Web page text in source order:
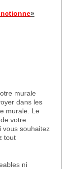
»
murale
dans les
murale. Le
votre
vous souhaitez
tout
ni